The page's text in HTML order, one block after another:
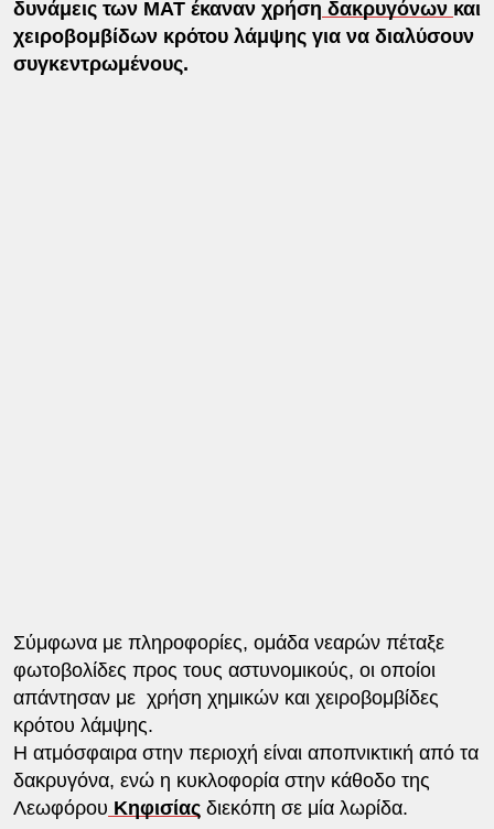
δυνάμεις των ΜΑΤ έκαναν χρήση δακρυγόνων και
χειροβομβίδων κρότου λάμψης για να διαλύσουν
συγκεντρωμένους.
Σύμφωνα με πληροφορίες, ομάδα νεαρών πέταξε
φωτοβολίδες προς τους αστυνομικούς, οι οποίοι
απάντησαν με χρήση χημικών και χειροβομβίδες
κρότου λάμψης.
Η ατμόσφαιρα στην περιοχή είναι αποπνικτική από τα
δακρυγόνα, ενώ η κυκλοφορία στην κάθοδο της
Λεωφόρου Κηφισίαςδιεκόπη σε μία λωρίδα.